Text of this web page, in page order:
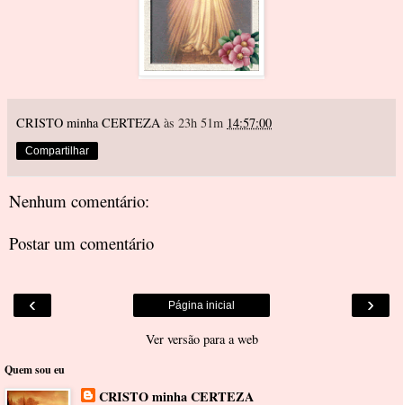
CRISTO minha CERTEZA às 23h 51m 14:57:00
Compartilhar
Nenhum comentário:
Postar um comentário
‹ ›
Página inicial
Ver versão para a web
Quem sou eu
CRISTO minha CERTEZA